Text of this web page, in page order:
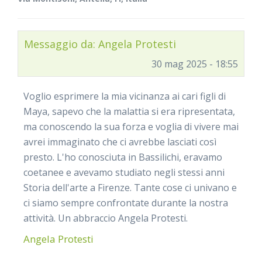
Messaggio da: Angela Protesti
30 mag 2025 - 18:55
Voglio esprimere la mia vicinanza ai cari figli di
Maya, sapevo che la malattia si era ripresentata,
ma conoscendo la sua forza e voglia di vivere mai
avrei immaginato che ci avrebbe lasciati così
presto. L'ho conosciuta in Bassilichi, eravamo
coetanee e avevamo studiato negli stessi anni
Storia dell'arte a Firenze. Tante cose ci univano e
ci siamo sempre confrontate durante la nostra
attività. Un abbraccio Angela Protesti.
Angela Protesti